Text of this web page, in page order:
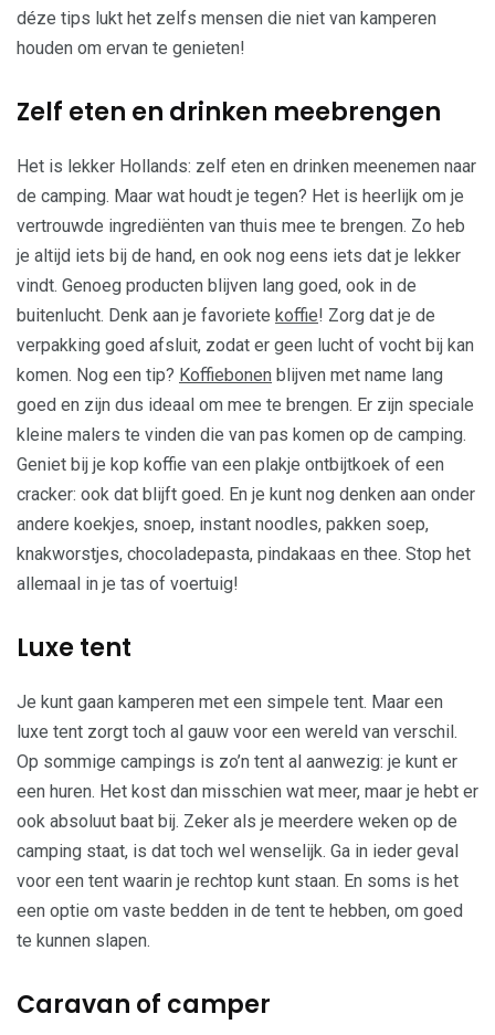
déze tips lukt het zelfs mensen die niet van kamperen
houden om ervan te genieten!
Zelf eten en drinken meebrengen
Het is lekker Hollands: zelf eten en drinken meenemen naar
de camping. Maar wat houdt je tegen? Het is heerlijk om je
vertrouwde ingrediënten van thuis mee te brengen. Zo heb
je altijd iets bij de hand, en ook nog eens iets dat je lekker
vindt. Genoeg producten blijven lang goed, ook in de
buitenlucht. Denk aan je favoriete koffie! Zorg dat je de
verpakking goed afsluit, zodat er geen lucht of vocht bij kan
komen. Nog een tip? Koffiebonen blijven met name lang
goed en zijn dus ideaal om mee te brengen. Er zijn speciale
kleine malers te vinden die van pas komen op de camping.
Geniet bij je kop koffie van een plakje ontbijtkoek of een
cracker: ook dat blijft goed. En je kunt nog denken aan onder
andere koekjes, snoep, instant noodles, pakken soep,
knakworstjes, chocoladepasta, pindakaas en thee. Stop het
allemaal in je tas of voertuig!
Luxe tent
Je kunt gaan kamperen met een simpele tent. Maar een
luxe tent zorgt toch al gauw voor een wereld van verschil.
Op sommige campings is zo’n tent al aanwezig: je kunt er
een huren. Het kost dan misschien wat meer, maar je hebt er
ook absoluut baat bij. Zeker als je meerdere weken op de
camping staat, is dat toch wel wenselijk. Ga in ieder geval
voor een tent waarin je rechtop kunt staan. En soms is het
een optie om vaste bedden in de tent te hebben, om goed
te kunnen slapen.
Caravan of camper